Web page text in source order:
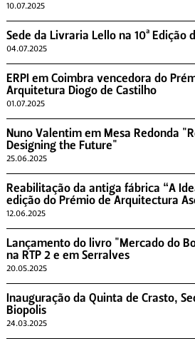
10.07.2025
Sede da Livraria Lello na 10ª Edição
04.07.2025
ERPI em Coimbra vencedora do
Arquitetura Diogo de Castilho
01.07.2025
Nuno Valentim em Mesa Redonda
Designing the Future"
25.06.2025
Reabilitação da antiga fábrica “A
edição do Prémio de Arquitectura
12.06.2025
Lançamento do livro "Mercado do
na RTP 2 e em Serralves
20.05.2025
Inauguração da Quinta de Crasto,
Biopolis
24.03.2025